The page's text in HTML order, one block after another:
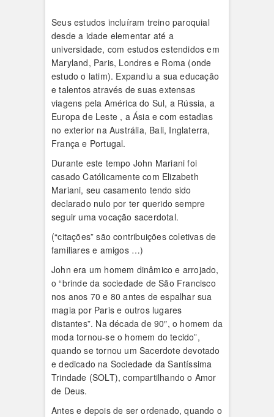
Seus estudos incluíram treino paroquial
desde a idade elementar até a
universidade, com estudos estendidos em
Maryland, Paris, Londres e Roma (onde
estudo o latim). Expandiu a sua educação
e talentos através de suas extensas
viagens pela América do Sul, a Rússia, a
Europa de Leste , a Ásia e com estadias
no exterior na Austrália, Bali, Inglaterra,
França e Portugal.
Durante este tempo John Mariani foi
casado Católicamente com Elizabeth
Mariani, seu casamento tendo sido
declarado nulo por ter querido sempre
seguir uma vocação sacerdotal.
(“citações” são contribuições coletivas de
familiares e amigos …)
John era um homem dinâmico e arrojado,
o “brinde da sociedade de São Francisco
nos anos 70 e 80 antes de espalhar sua
magia por Paris e outros lugares
distantes”. Na década de 90″, o homem da
moda tornou-se o homem do tecido”,
quando se tornou um Sacerdote devotado
e dedicado na Sociedade da Santíssima
Trindade (SOLT), compartilhando o Amor
de Deus.
Antes e depois de ser ordenado, quando o